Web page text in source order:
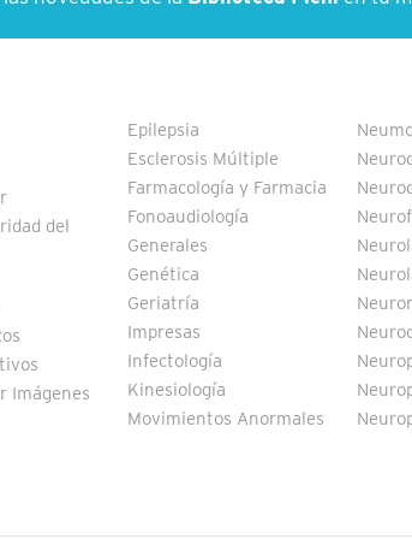
del
Imágenes
Epilepsia
Esclerosis Múltiple
Farmacología y Farmacia
Fonoaudiología
Generales
Genética
Geriatría
Impresas
Infectología
Kinesiología
Movimientos Anormales